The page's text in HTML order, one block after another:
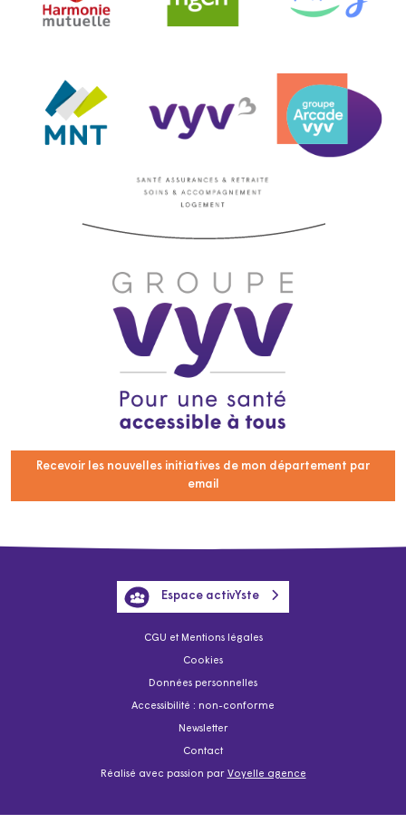
Recevoir les nouvelles initiatives de mon département par
email
CGU et Mentions légales
Cookies
Données personnelles
Accessibilité : non-conforme
Newsletter
Contact
Réalisé avec passion par Voyelle agence
Espace activYste